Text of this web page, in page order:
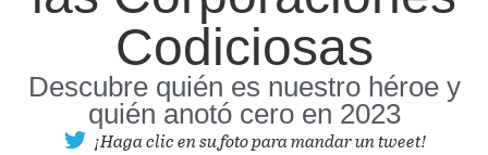
Codiciosas
Descubre quién es nuestro héroe y
quién anotó cero en 2023
¡Haga clic en su foto para mandar un tweet!